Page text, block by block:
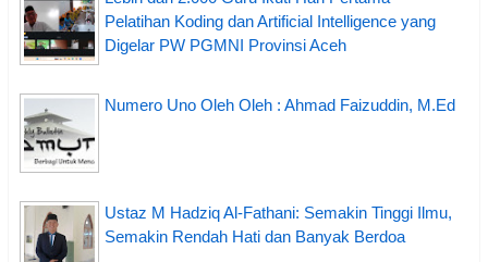
Pelatihan Koding dan Artificial Intelligence yang
Digelar PW PGMNI Provinsi Aceh
Numero Uno Oleh Oleh : Ahmad Faizuddin, M.Ed
Ustaz M Hadziq Al-Fathani: Semakin Tinggi Ilmu,
Semakin Rendah Hati dan Banyak Berdoa